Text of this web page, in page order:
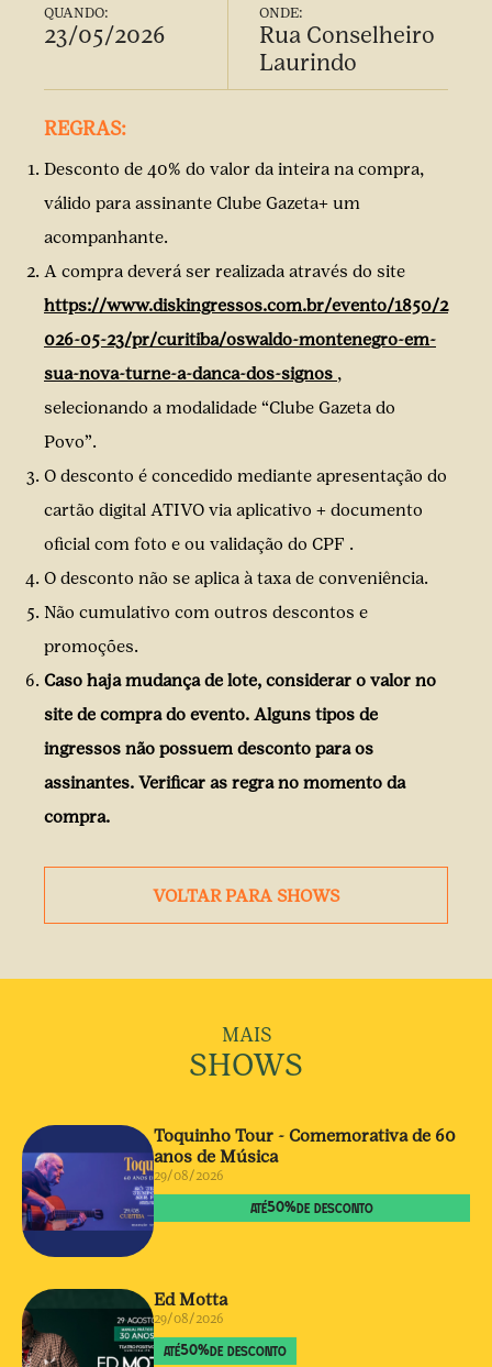
QUANDO:
23/05/2026
ONDE:
Rua Conselheiro
Laurindo
REGRAS:
Desconto de 40% do valor da inteira na compra,
válido para assinante Clube Gazeta+ um
acompanhante.
A compra deverá ser realizada através do site
https://www.diskingressos.com.br/evento/1850/2
026-05-23/pr/curitiba/oswaldo-montenegro-em-
sua-nova-turne-a-danca-dos-signos ,
selecionando a modalidade “Clube Gazeta do
Povo”.
O desconto é concedido mediante apresentação do
cartão digital ATIVO via aplicativo + documento
oficial com foto e ou validação do CPF .
O desconto não se aplica à taxa de conveniência.
Não cumulativo com outros descontos e
promoções.
Caso haja mudança de lote, considerar o valor no
site de compra do evento. Alguns tipos de
ingressos não possuem desconto para os
assinantes. Verificar as regra no momento da
compra.
VOLTAR PARA SHOWS
MAIS
SHOWS
Toquinho Tour - Comemorativa de 60
anos de Música
29/08/2026
ATÉ50%DE DESCONTO
Ed Motta
29/08/2026
ATÉ50%DE DESCONTO